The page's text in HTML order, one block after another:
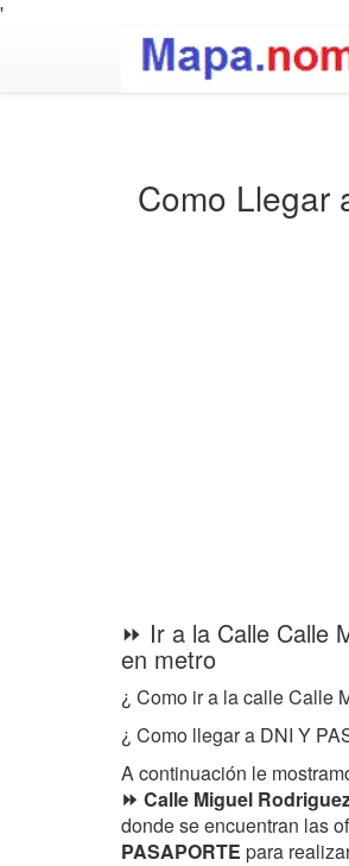
'
Como Llegar
⏩ Ir a la Calle Calle
en metro
¿ Como ir a la calle Calle
¿ Como llegar a DNI Y
A continuación le
⏩ Calle Miguel
donde se encuentran las
PASAPORTE para